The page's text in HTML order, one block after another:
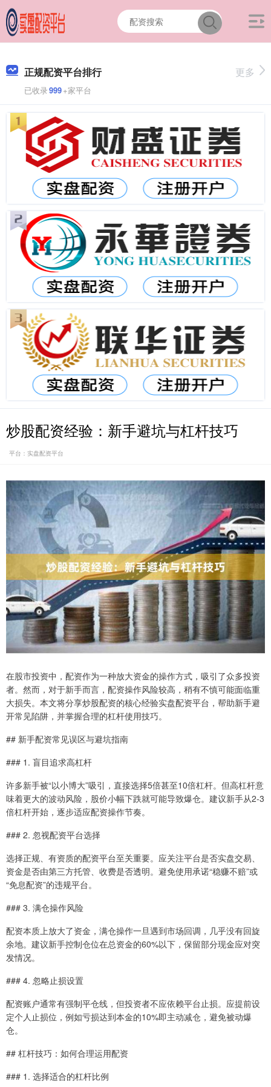
正规配资平台排行
已收录999+家平台
更多
炒股配资经验：新手避坑与杠杆技巧
平台：实盘配资平台
在股市投资中，配资作为一种放大资金的操作方式，吸引了众多投资
者。然而，对于新手而言，配资操作风险较高，稍有不慎可能面临重
大损失。本文将分享炒股配资的核心经验实盘配资平台，帮助新手避
开常见陷阱，并掌握合理的杠杆使用技巧。
## 新手配资常见误区与避坑指南
### 1. 盲目追求高杠杆
许多新手被“以小博大”吸引，直接选择5倍甚至10倍杠杆。但高杠杆意
味着更大的波动风险，股价小幅下跌就可能导致爆仓。建议新手从2-3
倍杠杆开始，逐步适应配资操作节奏。
### 2. 忽视配资平台选择
选择正规、有资质的配资平台至关重要。应关注平台是否实盘交易、
资金是否由第三方托管、收费是否透明。避免使用承诺“稳赚不赔”或
“免息配资”的违规平台。
### 3. 满仓操作风险
配资本质上放大了资金，满仓操作一旦遇到市场回调，几乎没有回旋
余地。建议新手控制仓位在总资金的60%以下，保留部分现金应对突
发情况。
### 4. 忽略止损设置
配资账户通常有强制平仓线，但投资者不应依赖平台止损。应提前设
定个人止损位，例如亏损达到本金的10%即主动减仓，避免被动爆
仓。
## 杠杆技巧：如何合理运用配资
### 1. 选择适合的杠杆比例